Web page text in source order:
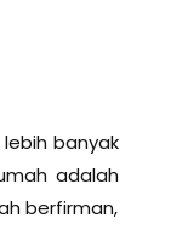
banyak
adalah
berfirman,